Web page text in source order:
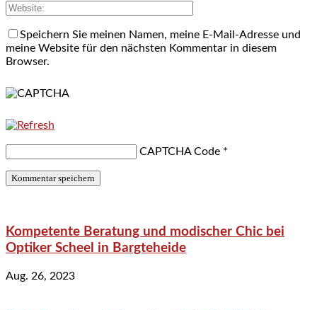
Speichern Sie meinen Namen, meine E-Mail-Adresse und
meine Website für den nächsten Kommentar in diesem
Browser.
CAPTCHA Code *
Kompetente Beratung und modischer Chic bei
Optiker Scheel in Bargteheide
Aug. 26, 2023